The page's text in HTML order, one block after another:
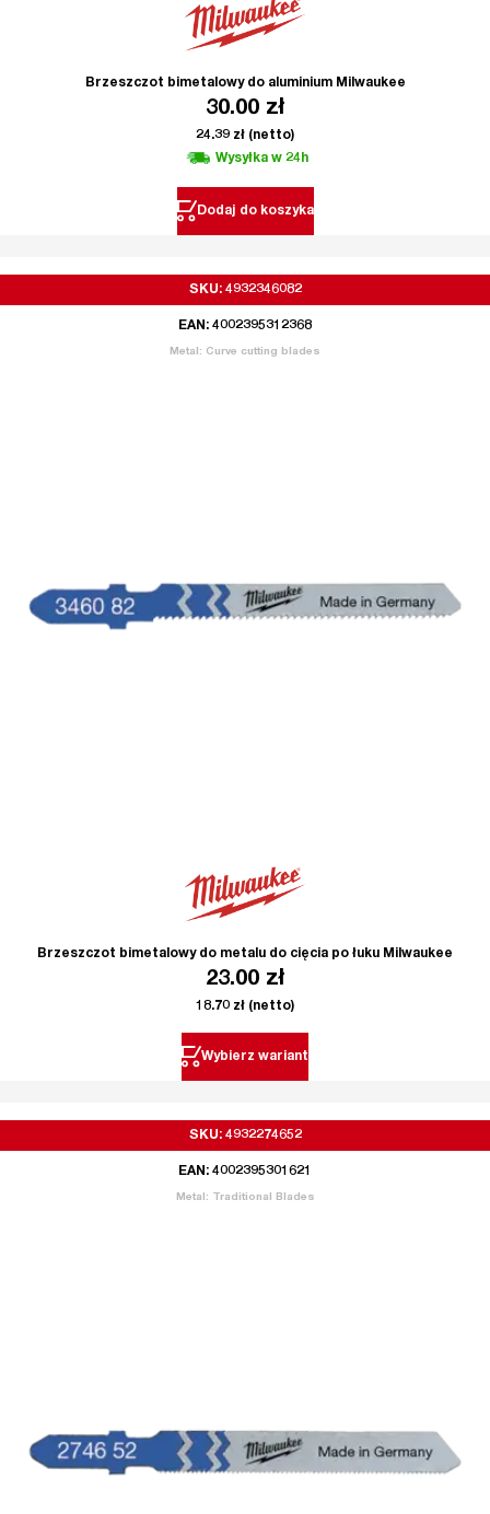
Brzeszczot bimetalowy do aluminium Milwaukee
30.00 zł
24.39 zł (netto)
Wysyłka w 24h
Dodaj do koszyka
SKU: 4932346082
EAN: 4002395312368
Metal: Curve cutting blades
Brzeszczot bimetalowy do metalu do cięcia po łuku Milwaukee
23.00 zł
18.70 zł (netto)
Wybierz wariant
SKU: 4932274652
EAN: 4002395301621
Metal: Traditional Blades